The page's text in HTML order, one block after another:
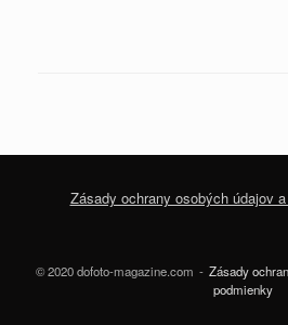
Zásady ochrany osobých údajov
© 2020 dofoto-magazine.com
Zásady
podmienky